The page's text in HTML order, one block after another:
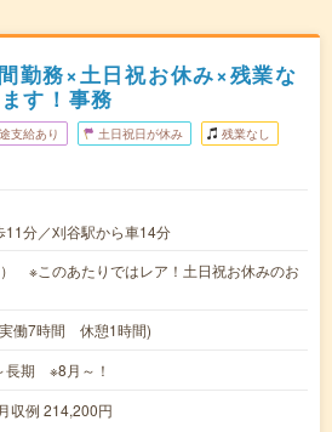
勤務×土日祝お休み×残業な
す！事務
支給あり 土日祝日が休み 残業なし
11分／刈谷駅から車14分
※このあたりではレア！土日祝お休みのお
働7時間 休憩1時間)
長期 ※8月～！
例 214,200円